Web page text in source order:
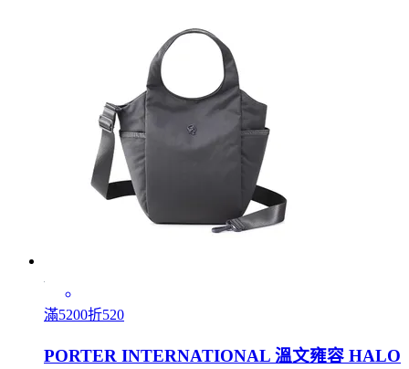
滿5200折520
PORTER INTERNATIONAL 溫文雍容 HALO